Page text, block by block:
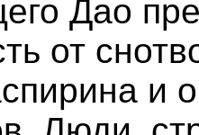
Дао
от
и